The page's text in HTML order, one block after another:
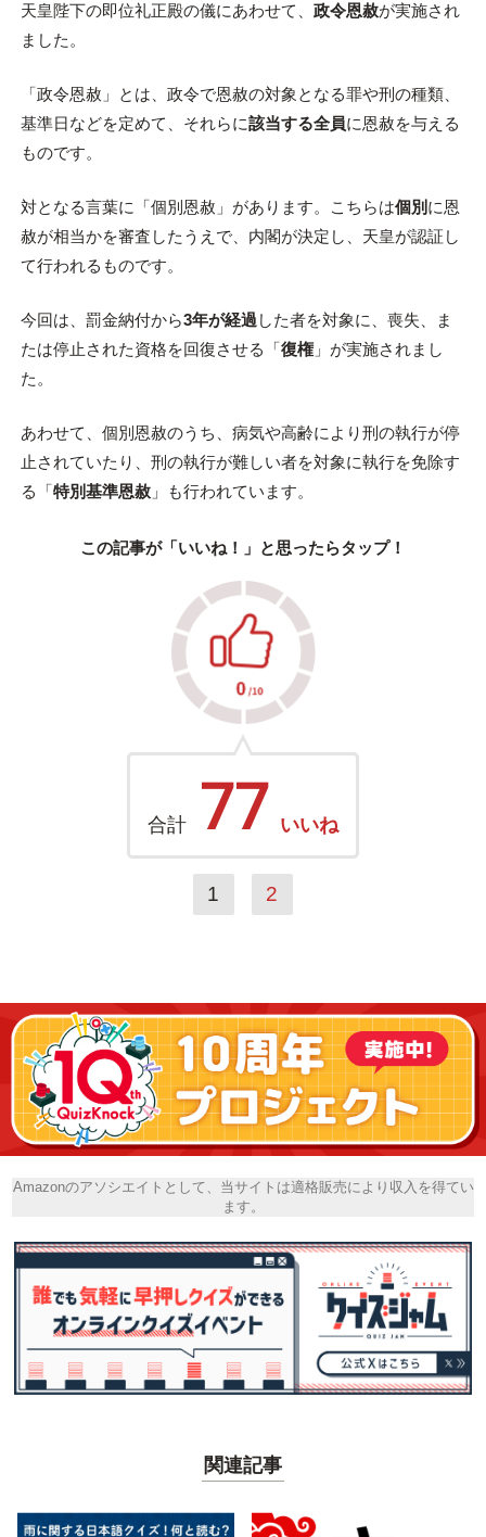
天皇陛下の即位礼正殿の儀にあわせて、 政令恩赦が実施され
ました。
「政令恩赦」とは、政令で恩赦の対象となる罪や刑の種類、
基準日などを定めて、それらに該当する全員に恩赦を与える
ものです。
対となる言葉に「個別恩赦」があります。こちらは個別 に恩
赦が相当かを審査したうえで、内閣が決定し、天皇が認証し
て行われるものです。
今回は、罰金納付から3年が経過 した者を対象に、喪失、ま
たは停止された資格を回復させる「復権」が実施されまし
た。
あわせて、個別恩赦のうち、病気や高齢により刑の執行が停
止されていたり、刑の執行が難しい者を対象に執行を免除す
る「特別基準恩赦」も行われています。
この記事が「いいね！」と思ったらタップ！
合計 77 いいね
1 2
Amazonのアソシエイトとして、当サイトは適格販売により収入を得てい
ます。
関連記事